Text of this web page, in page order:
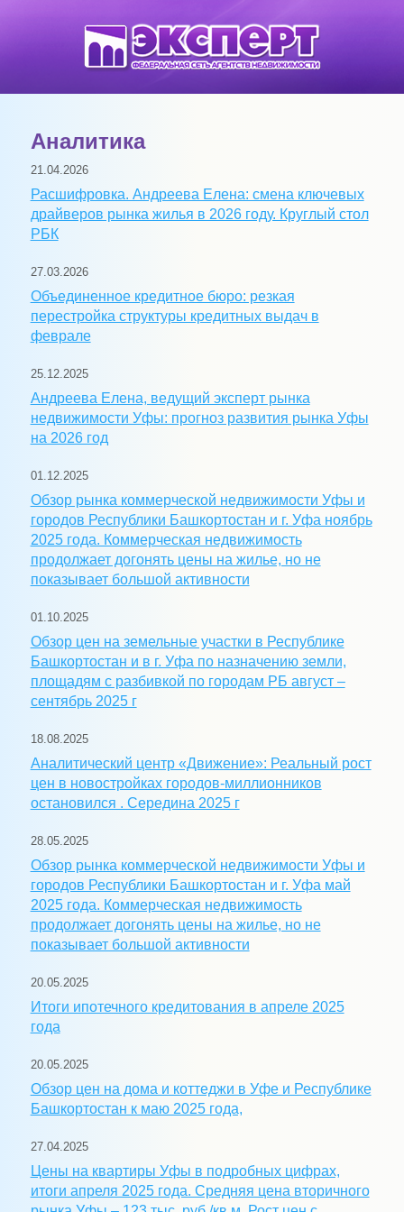
Аналитика
21.04.2026
Расшифровка. Андреева Елена: смена ключевых
драйверов рынка жилья в 2026 году. Круглый стол
РБК
27.03.2026
Объединенное кредитное бюро: резкая
перестройка структуры кредитных выдач в
феврале
25.12.2025
Андреева Елена, ведущий эксперт рынка
недвижимости Уфы: прогноз развития рынка Уфы
на 2026 год
01.12.2025
Обзор рынка коммерческой недвижимости Уфы и
городов Республики Башкортостан и г. Уфа ноябрь
2025 года. Коммерческая недвижимость
продолжает догонять цены на жилье, но не
показывает большой активности
01.10.2025
Обзор цен на земельные участки в Республике
Башкортостан и в г. Уфа по назначению земли,
площадям с разбивкой по городам РБ август –
сентябрь 2025 г
18.08.2025
Аналитический центр «Движение»: Реальный рост
цен в новостройках городов-миллионников
остановился . Середина 2025 г
28.05.2025
Обзор рынка коммерческой недвижимости Уфы и
городов Республики Башкортостан и г. Уфа май
2025 года. Коммерческая недвижимость
продолжает догонять цены на жилье, но не
показывает большой активности
20.05.2025
Итоги ипотечного кредитования в апреле 2025
года
20.05.2025
Обзор цен на дома и коттеджи в Уфе и Республике
Башкортостан к маю 2025 года,
27.04.2025
Цены на квартиры Уфы в подробных цифрах,
итоги апреля 2025 года. Средняя цена вторичного